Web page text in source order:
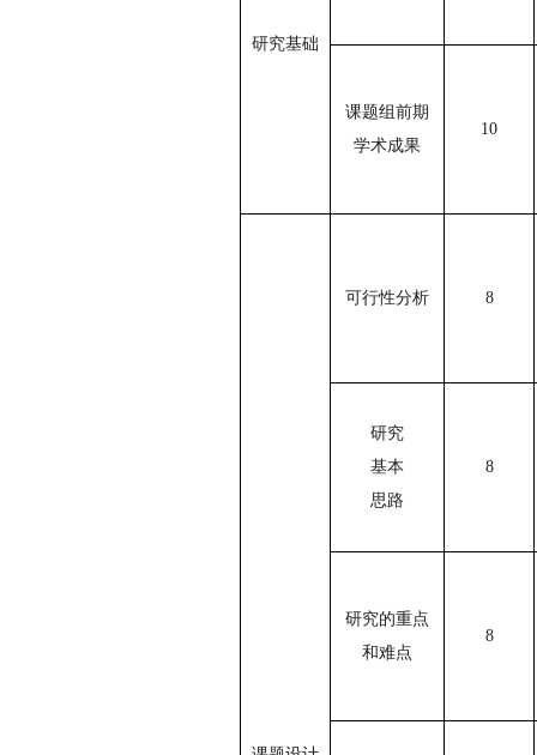
研究基础
课题组前期
学术成果
10
可行性分析 8
研究
基本
思路
8
研究的重点
和难点
8